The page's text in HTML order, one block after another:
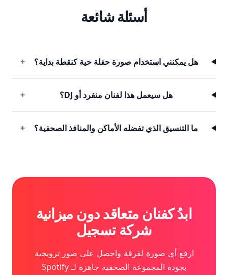
أسئلة شائعة
هل يمكنني استخدام صورة حفلة حية كنقطة بداية؟ +
هل سيعمل هذا لفنان منفرد أو DJ؟ +
ما التنسيق الذي تفضله الأماكن والمنافذ الصحفية؟ +
ابدُ كفنان متعاقد دون ميزانية
شركة تسجيل
ارفع أي صورة لفرقة واحصل على صور ترويجية
بجودة المجموعة الصحفية جاهزة لـ Spotify